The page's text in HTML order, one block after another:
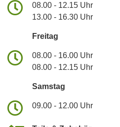
08.00 - 12.15 Uhr
13.00 - 16.30 Uhr
Freitag
08.00 - 16.00 Uhr
08.00 - 12.15 Uhr
Samstag
09.00 - 12.00 Uhr